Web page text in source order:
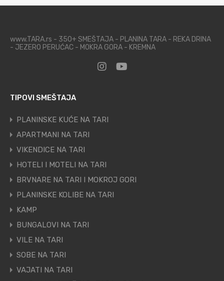
www.TARA.rs - 350+ SMEŠTAJA - PLANINA TARA - REKA DRINA
- JEZERO PERUĆAC - MOKRA GORA - KREMNA
TIPOVI SMEŠTAJA
PLANINSKE KUĆE NA TARI
APARTMANI NA TARI
VIKENDICE NA TARI
HOTELI I MOTELI NA TARI
BRVNARE NA TARI I MOKROJ GORI
PLANINSKE KOLIBE NA TARI
KAMP
BUNGALOVI NA TARI
VILE NA TARI
SOBE NA TARI
VAJATI NA TARI